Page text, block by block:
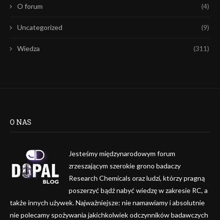
O forum (4)
Uncategorized (9)
Wiedza (311)
O NAS
Jesteśmy międzynarodowym forum
zrzeszającym szerokie grono badaczy
Research Chemicals oraz ludzi, którzy pragną
poszerzyć bądź nabyć wiedzę w zakresie RC, a
także innych używek. Najważniejsze: nie namawiamy i absolutnie
nie polecamy spożywania jakichkolwiek odczynników badawczych